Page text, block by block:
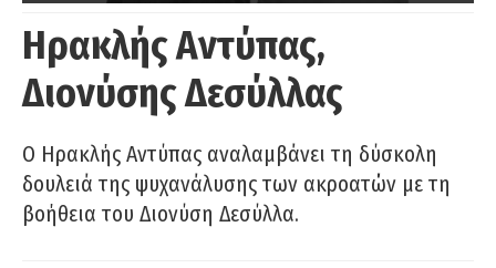
Ηρακλής Αντύπας,
Διονύσης Δεσύλλας
Ο Ηρακλής Αντύπας αναλαμβάνει τη δύσκολη
δουλειά της ψυχανάλυσης των ακροατών με τη
βοήθεια του Διονύση Δεσύλλα.